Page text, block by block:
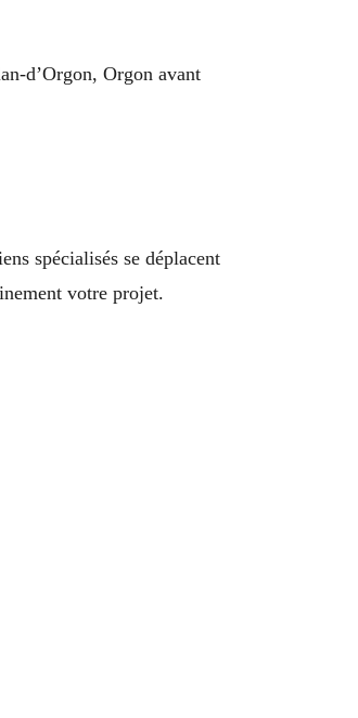
d’Orgon, Orgon avant
spécialisés se déplacent
votre projet.